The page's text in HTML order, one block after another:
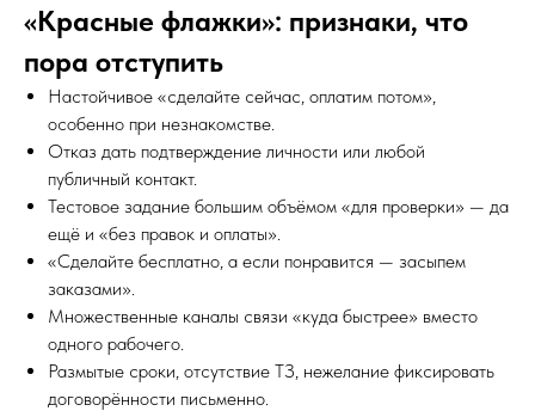
«Красные флажки»: признаки, что
пора отступить
Настойчивое «сделайте сейчас, оплатим потом»,
особенно при незнакомстве.
Отказ дать подтверждение личности или любой
публичный контакт.
Тестовое задание большим объёмом «для проверки» — да
ещё и «без правок и оплаты».
«Сделайте бесплатно, а если понравится — засыпем
заказами».
Множественные каналы связи «куда быстрее» вместо
одного рабочего.
Размытые сроки, отсутствие ТЗ, нежелание фиксировать
договорённости письменно.